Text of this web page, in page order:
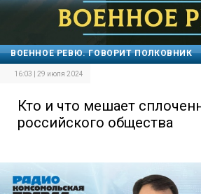
ВОЕННОЕ РЕВЮ. ГОВОРИТ ПОЛКОВНИК
16:03 | 29 июля 2024
Кто и что мешает
российского общества